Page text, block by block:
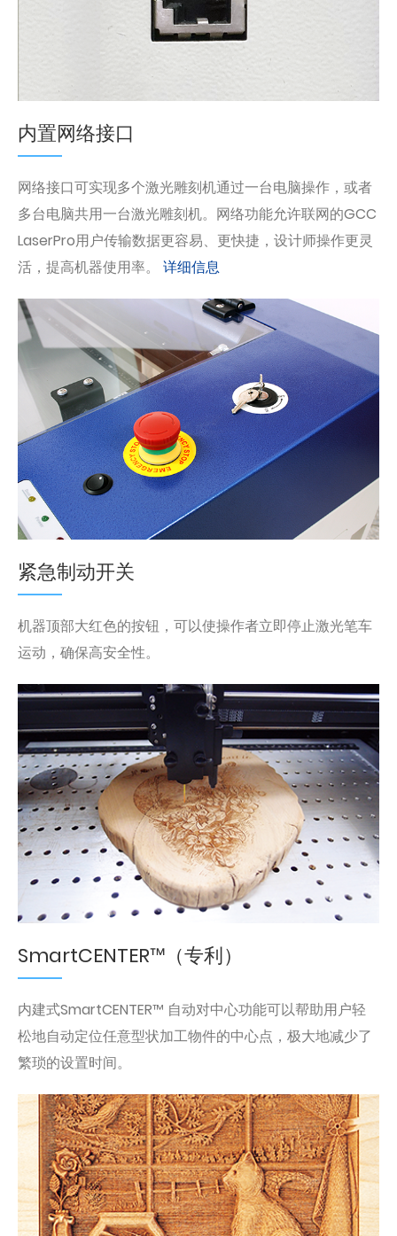
内置网络接口
网络接口可实现多个激光雕刻机通过一台电脑操作，或者
多台电脑共用一台激光雕刻机。网络功能允许联网的GCC
LaserPro用户传输数据更容易、更快捷，设计师操作更灵
活，提高机器使用率。 详细信息
紧急制动开关
机器顶部大红色的按钮，可以使操作者立即停止激光笔车
运动，确保高安全性。
SmartCENTER™（专利）
内建式SmartCENTER™ 自动对中心功能可以帮助用户轻
松地自动定位任意型状加工物件的中心点，极大地减少了
繁琐的设置时间。